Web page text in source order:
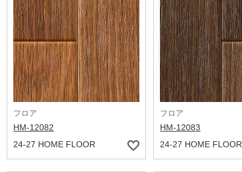
フロア
HM-12082
24-27 HOME FLOOR
フロア
HM-12083
24-27 HOME FLOOR